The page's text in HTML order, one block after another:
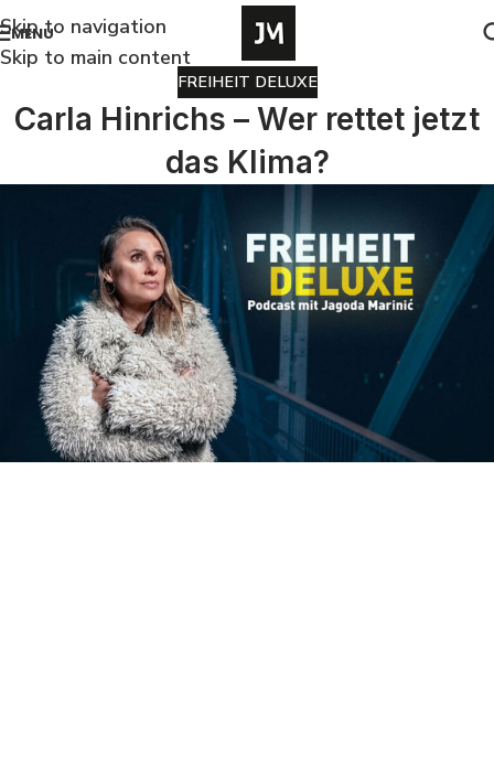
Skip to navigation
Skip to main content
MENU
FREIHEIT DELUXE
Carla Hinrichs – Wer rettet jetzt
das Klima?